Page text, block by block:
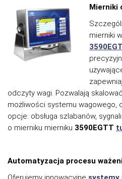
Mierniki
mierniki
odczyty wagi. Pozwalają
możliwości systemu wagowego,
opcje: obsługa szlabanów,
o mierniku mierniku 3590EGTT
Automatyzacja procesu